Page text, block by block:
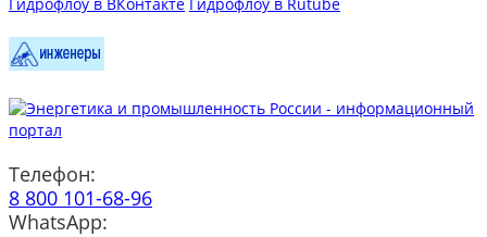
Телефон:
8 800 101-68-96
WhatsApp: